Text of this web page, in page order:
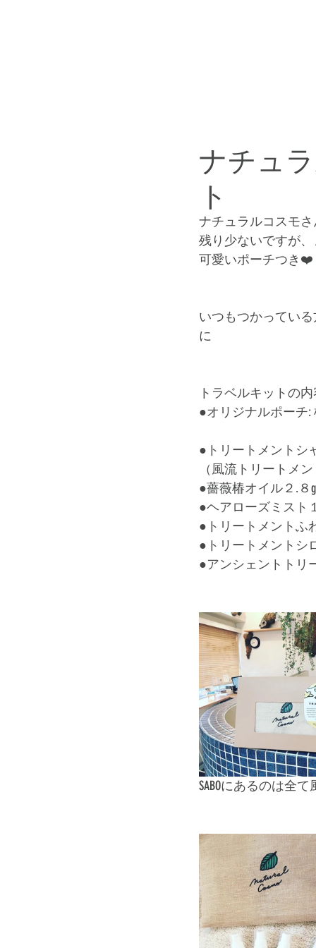
ナチュ
ト
ナチュラルコスモ
残り少ないですが、
可愛いポーチつき❤️
いつもつかってい
に﻿
トラベルキットの
●オリジナルポーチ:
●トリートメントシ
（風流トリートメ
●薔薇椿オイル２.８g﻿
●ヘアローズミスト
●トリートメントふ
●トリートメントシ
●アンシェントトリ
SABOにあるのは全